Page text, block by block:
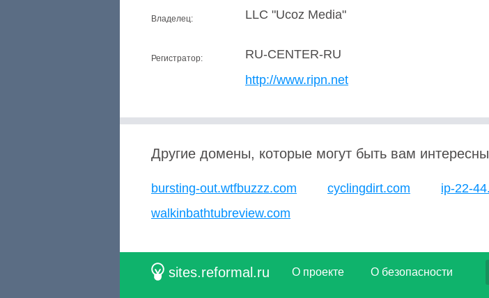
Владелец: LLC "Ucoz Media"
Регистратор:
RU-CENTER-RU
http://www.ripn.net
Другие домены, которые могут быть вам
bursting-out.wtfbuzzz.com cyclingdirt.com ip-22-
walkinbathtubreview.com
sites.reformal.ru О проекте О безопасности